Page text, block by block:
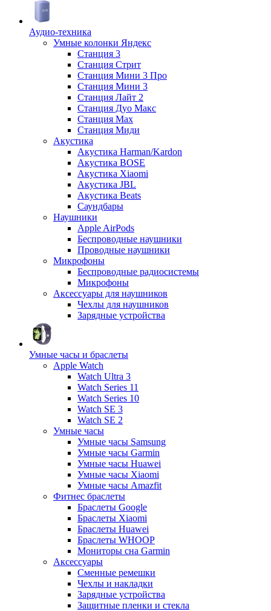
Аудио-техника
Умные колонки Яндекс
Станция 3
Станция Стрит
Станция Мини 3 Про
Станция Мини 3
Станция Лайт 2
Станция Дуо Макс
Станция Max
Станция Миди
Акустика
Акустика Harman/Kardon
Акустика BOSE
Акустика Xiaomi
Акустика JBL
Акустика Beats
Саундбары
Наушники
Apple AirPods
Беспроводные наушники
Проводные наушники
Микрофоны
Беспроводные радиосистемы
Микрофоны
Аксессуары для наушников
Чехлы для наушников
Зарядные устройства
Умные часы и браслеты
Apple Watch
Watch Ultra 3
Watch Series 11
Watch Series 10
Watch SE 3
Watch SE 2
Умные часы
Умные часы Samsung
Умные часы Garmin
Умные часы Huawei
Умные часы Xiaomi
Умные часы Amazfit
Фитнес браслеты
Браслеты Google
Браслеты Xiaomi
Браслеты Huawei
Браслеты WHOOP
Мониторы сна Garmin
Аксессуары
Сменные ремешки
Чехлы и накладки
Зарядные устройства
Защитные пленки и стекла